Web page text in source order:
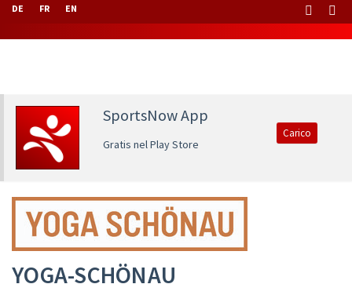
DE FR EN
SportsNow App
Gratis nel Play Store
Carico
YOGA-SCHÖNAU